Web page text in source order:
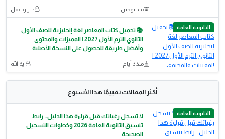
منذ يومين حبر و عقل
الثانوية العامة
📚 تحميل كتاب المعاصر لغة إنجليزية للصف الأول
الثانوي الترم الأول 2027 | المميزات والمحتوى
وأفضل طريقة للحصول على النسخة الأصلية
منذ 3 أيام آية الله
أكثر المقالات تقييمًا هذا الأسبوع
الثانوية العامة
لا تسجل رغباتك قبل قراءة هذا الدليل.. رابط
تنسيق الثانوية العامة 2026 وخطوات التسجيل
الصحيحة